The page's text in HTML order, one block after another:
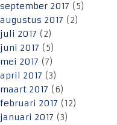
september 2017 (5)
augustus 2017 (2)
juli 2017 (2)
juni 2017 (5)
mei 2017 (7)
april 2017 (3)
maart 2017 (6)
februari 2017 (12)
januari 2017 (3)